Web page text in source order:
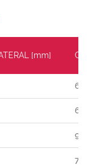
[mm]
60
65
90
70